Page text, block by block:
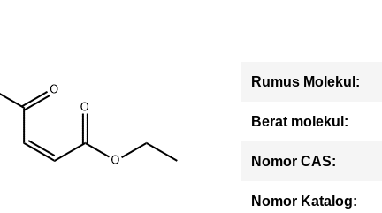
Rumus Molekul:
Berat molekul:
Nomor CAS:
Nomor Katalog: